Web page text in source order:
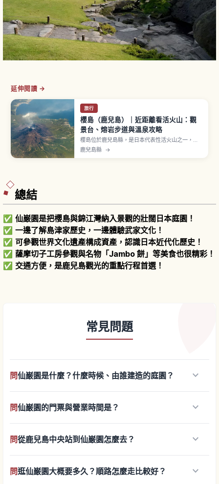
延伸閱讀 →
旅行
櫻島（鹿兒島）｜近距離看活火山：觀
景台、熔岩步道與溫泉攻略
櫻島位於鹿兒島縣，是日本代表性活火山之一，
1914年（大正3年）大噴發後與大隅半島連成陸
鹿兒島縣 →
總結
✅ 仙巌園是把櫻島與錦江灣納入景觀的壯闊日本庭園！
✅ 一邊了解島津家歷史，一邊體驗武家文化！
✅ 可參觀世界文化遺產構成資產，認識日本近代化歷史！
✅ 薩摩切子工房參觀與名物「Jambo 餅」等美食也很精彩！
✅ 交通方便，是鹿兒島觀光的重點行程首選！
常見問題
問仙巌園是什麼？什麼時候、由誰建造的庭園？ keyboard_arrow_down
問仙巌園的門票與營業時間是？ keyboard_arrow_down
問從鹿兒島中央站到仙巌園怎麼去？ keyboard_arrow_down
問逛仙巌園大概要多久？順路怎麼走比較好？ keyboard_arrow_down